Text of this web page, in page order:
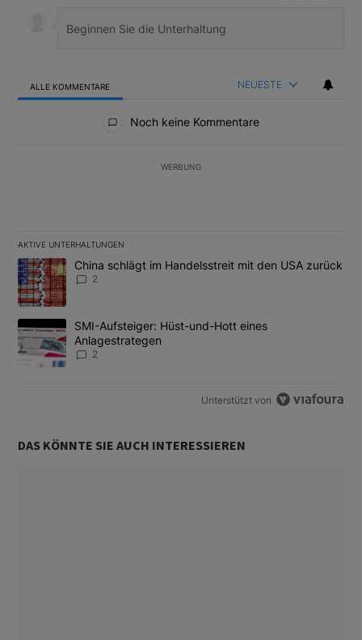
ALLE KOMMENTARE NEUESTE
Noch keine Kommentare
WERBUNG
AKTIVE UNTERHALTUNGEN
Das Folgende ist eine Liste der am meisten kommentierten
Ein Trendartikel mit dem Titel "China schlägt im Handelsstreit
China schlägt im Handelsstreit mit den USA zurück
2
Ein Trendartikel mit dem Titel "SMI-Aufsteiger: Hüst-und-Hott
SMI-Aufsteiger: Hüst-und-Hott eines
Anlagestrategen
2
Unterstützt von
DAS KÖNNTE SIE AUCH INTERESSIEREN